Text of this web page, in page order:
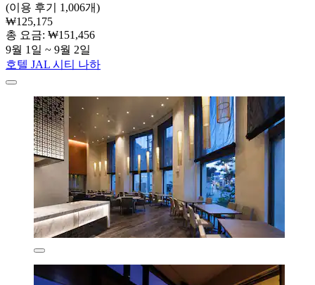
(이용 후기 1,006개)
₩125,175
총 요금: ₩151,456
9월 1일 ~ 9월 2일
호텔 JAL 시티 나하